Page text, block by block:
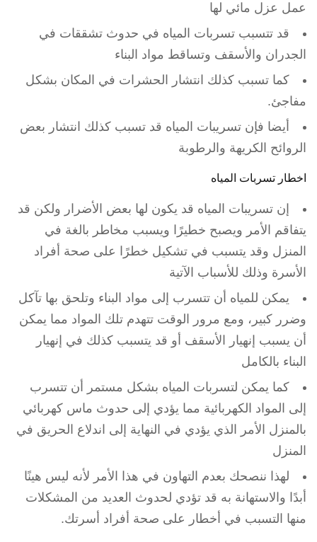
عمل عزل مائي لها
قد تتسبب تسربات المياه في حدوث تشققات في
الجدران والأسقف وتساقط مواد البناء
كما تسبب كذلك انتشار الحشرات في المكان بشكل
مفاجئ.
أيضا فإن تسريبات المياه قد تسبب كذلك انتشار بعض
الروائح الكريهة والرطوبة
اخطار تسربات المياه
إن تسريبات المياه قد يكون لها بعض الأضرار ولكن قد
يتفاقم الأمر ويصبح خطيرًا ويسبب مخاطر بالغة في
المنزل وقد يتسبب في تشكيل خطرًا على صحة أفراد
الأسرة وذلك للأسباب الآتية
يمكن للمياه أن تتسرب إلى مواد البناء وتلحق بها تآكل
وضرر كبير، ومع مرور الوقت تتهدم تلك المواد مما يمكن
أن يسبب إنهيار الأسقف أو قد يتسبب كذلك في إنهيار
البناء بالكامل
كما يمكن لتسربات المياه بشكل مستمر أن تتسرب
إلى المواد الكهربائية مما يؤدي إلى حدوث ماس كهربائي
بالمنزل الأمر الذي يؤدي في النهاية إلى اندلاع الحريق في
المنزل
لهذا ننصحك بعدم التهاون في هذا الأمر لأنه ليس هينًا
أبدًا والاستهانة به قد تؤدي لحدوث العديد من المشكلات
منها التسبب في أخطار على صحة أفراد أسرتك.